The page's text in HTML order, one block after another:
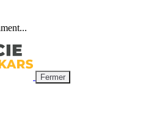
Fermer